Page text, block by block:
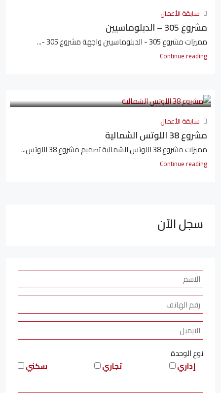
سابقة الأعمال
مشروع 305 – الدبلوماسيين
مميزات مشروع 305 - الدبلوماسيين واجهة مشروع 305 -...
Continue reading
سابقة الأعمال
مشروع 38 اللوتس الشمالية
مميزات مشروع 38 اللوتس الشمالية تصميم مشروع 38 اللوتس...
Continue reading
سجل الآن
نوع الوحدة
سكني
تجاري إداري